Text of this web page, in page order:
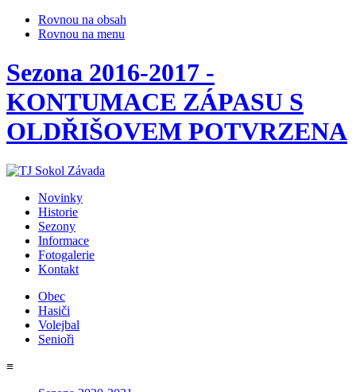
Rovnou na obsah
Rovnou na menu
Sezona 2016-2017 -
KONTUMACE ZÁPASU S
OLDŘIŠOVEM POTVRZENA
Novinky
Historie
Sezony
Informace
Fotogalerie
Kontakt
Obec
Hasiči
Volejbal
Senioři
≡